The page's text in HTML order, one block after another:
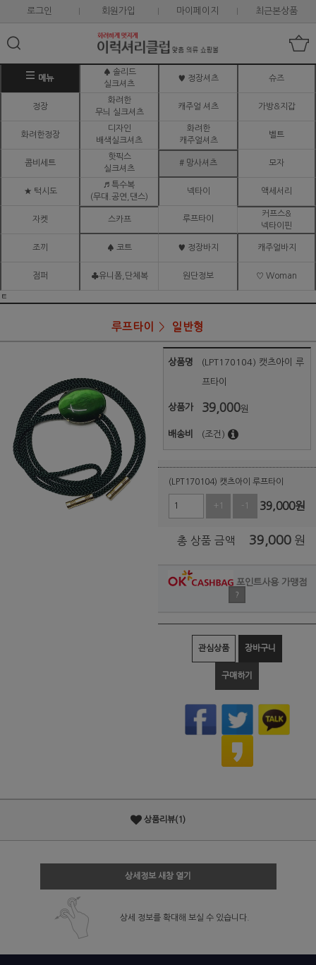
로그인 회원가입 마이페이지 최근본상품
메뉴
♠ 솔리드
실크셔츠
♥ 정장셔츠 슈즈
정장
화려한
무늬 실크셔츠
캐주얼 셔츠 가방&지갑
화려한정장
디자인
배색실크셔츠
화려한
캐주얼셔츠
벨트
콤비세트
핫픽스
실크셔츠
# 망사셔츠 모자
★ 턱시도
♬ 특수복
(무대.공연,댄스)
넥타이 액세서리
자켓 스카프 루프타이
커프스&
넥타이핀
조끼 ♠ 코트 ♥ 정장바지 캐주얼바지
점퍼 ♣유니폼,단체복 원단정보 ♡ Woman
ㅌ
루프타이 일반형
상품명 (LPT170104) 캣츠아이 루
프타이
상품가 39,000원
배송비 (조건)
(LPT170104) 캣츠아이 루프타이
+1 -1 39,000원
총 상품 금액 39,000 원
포인트사용 가맹점
?
관심상품 장바구니
구매하기
상품리뷰(1)
상세정보 새창 열기
상세 정보를 확대해 보실 수 있습니다.